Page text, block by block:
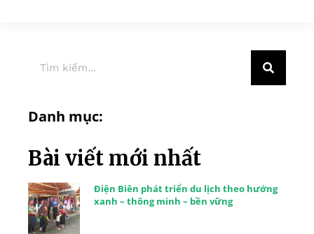
Danh mục:
Bài viết mới nhất
Điện Biên phát triển du lịch theo hướng
xanh – thông minh – bền vững